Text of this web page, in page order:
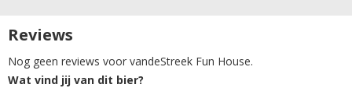
Reviews
Nog geen reviews voor vandeStreek Fun House.
Wat vind jij van dit bier?